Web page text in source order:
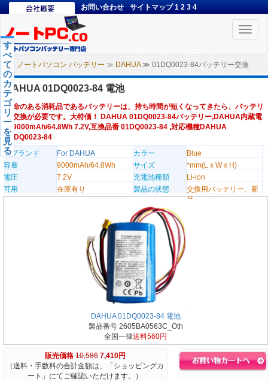
お問い合わせ サイトマップ 1 2 3 4
Toggle
ノートパソコン バッテリー ≫ DAHUA≫ 01DQ0023-84バッテリー交換
す
べ
て
の
カ
テ
ゴ
リ
ー
を
見
る
DAHUA 01DQ0023-84 電池
寿命のある消耗品であるバッテリーは、持ち時間が短くなってきたら、バッテリ
ー交換が必要です。大特価！ DAHUA 01DQ0023-84バッテリー,DAHUA内蔵電
池9000mAh/64.8Wh 7.2V,互換品番 01DQ0023-84 ,対応機種DAHUA
01DQ0023-84
のブランド
For DAHUA カラー
Blue
容量
9000mAh/64.8Wh サイズ
*mm(L x W x H)
電圧
7.2V 充電池種類
Li-ion
可用
在庫有り 製品の状態
交換用バッテリー、新
品
DAHUA 01DQ0023-84 電池
製品番号 2605BA0563C_Oth
全国一律送料560円
販売価格 10,586 7,410円
（送料・手数料の合計金額は、「ショッピングカ
ート」にてご確認いただけます。）